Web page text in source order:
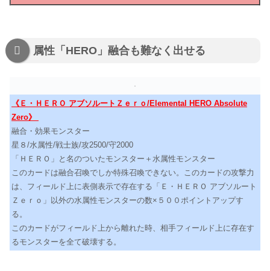
属性「HERO」融合も難なく出せる
《Ｅ・ＨＥＲＯ アブソルートＺｅｒｏ/Elemental HERO Absolute
Zero》
融合・効果モンスター
星８/水属性/戦士族/攻2500/守2000
「ＨＥＲＯ」と名のついたモンスター＋水属性モンスター
このカードは融合召喚でしか特殊召喚できない。このカードの攻撃力
は、フィールド上に表側表示で存在する「Ｅ・ＨＥＲＯ アブソルート
Ｚｅｒｏ」以外の水属性モンスターの数×５００ポイントアップす
る。
このカードがフィールド上から離れた時、相手フィールド上に存在す
るモンスターを全て破壊する。